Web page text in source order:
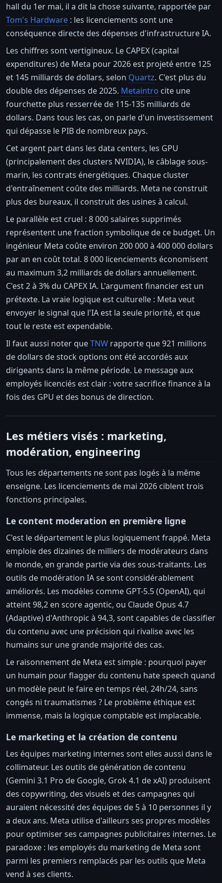
hall du 1er mai, il a dit la chose suivante, rapportée par
Tom's Hardware : les licenciements sont une
conséquence directe des dépenses d'infrastructure IA.
Les chiffres sont vertigineux. Le CAPEX (capital
expenditures) de Meta pour 2026 est projeté entre 125
et 145 milliards de dollars, selon Quartz. C'est plus du
double des dépenses de 2025. Metaintro cite une
fourchette plus resserrée de 115-135 milliards de
dollars. Dans tous les cas, on parle d'un investissement
qui dépasse le PIB de nombreux pays.
Cet argent part dans les data centers, les GPU
(principalement des clusters NVIDIA), le câblage sous-
marin, les contrats énergétiques. Chaque cluster
d'entraînement coûte des milliards. Meta ne construit
plus des bureaux, il construit des usines à calcul.
Le parallèle est cruel : 8 000 salaires supprimés
représentent une fraction symbolique de ce budget. Un
ingénieur Meta coûte environ 200 000 à 400 000 dollars
par an en coût total. 8 000 licenciements économisent
au maximum 3,2 milliards de dollars annuellement.
C'est 2 à 3% du CAPEX IA. L'argument financier est un
prétexte. La vraie logique est culturelle : Meta veut
envoyer le signal que l'IA est la seule priorité, et que
tout le reste est expendable.
Il faut aussi noter queTNW rapporte que 921 millions
de dollars de stock options ont été accordés aux
dirigeants dans la même période. Le message aux
employés licenciés est clair : votre sacrifice finance à la
fois des GPU et des bonus de direction.
Les métiers visés : marketing,
modération, engineering
Tous les départements ne sont pas logés à la même
enseigne. Les licenciements de mai 2026 ciblent trois
fonctions principales.
Le content moderation en première ligne
C'est le département le plus logiquement frappé. Meta
emploie des dizaines de milliers de modérateurs dans
le monde, en grande partie via des sous-traitants. Les
outils de modération IA se sont considérablement
améliorés. Les modèles comme GPT-5.5 (OpenAI), qui
atteint 98,2 en score agentic, ou Claude Opus 4.7
(Adaptive) d'Anthropic à 94,3, sont capables de classifier
du contenu avec une précision qui rivalise avec les
humains sur une grande majorité des cas.
Le raisonnement de Meta est simple : pourquoi payer
un humain pour flagger du contenu hate speech quand
un modèle peut le faire en temps réel, 24h/24, sans
congés ni traumatismes ? Le problème éthique est
immense, mais la logique comptable est implacable.
Le marketing et la création de contenu
Les équipes marketing internes sont elles aussi dans le
collimateur. Les outils de génération de contenu
(Gemini 3.1 Pro de Google, Grok 4.1 de xAI) produisent
des copywriting, des visuels et des campagnes qui
auraient nécessité des équipes de 5 à 10 personnes il y
a deux ans. Meta utilise d'ailleurs ses propres modèles
pour optimiser ses campagnes publicitaires internes. Le
paradoxe : les employés du marketing de Meta sont
parmi les premiers remplacés par les outils que Meta
vend à ses clients.